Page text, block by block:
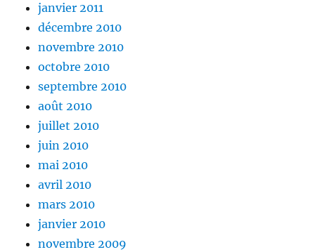
janvier 2011
décembre 2010
novembre 2010
octobre 2010
septembre 2010
août 2010
juillet 2010
juin 2010
mai 2010
avril 2010
mars 2010
janvier 2010
novembre 2009